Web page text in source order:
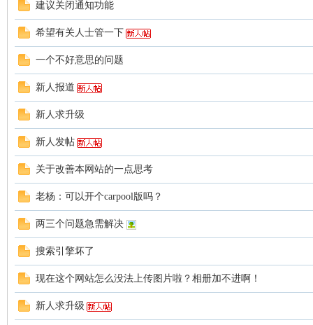
人
社
建议关闭通知功能
希望有关人士管一下
一个不好意思的问题
新人报道
新人求升级
新人发帖
关于改善本网站的一点思考
老杨：可以开个carpool版吗？
两三个问题急需解决
搜索引擎坏了
现在这个网站怎么没法上传图片啦？相册加不进啊！
新人求升级